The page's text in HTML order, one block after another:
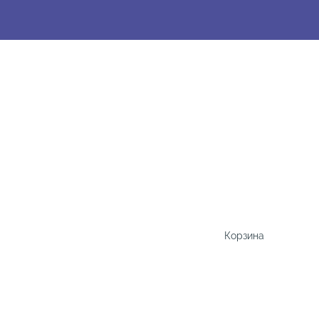
Корзина